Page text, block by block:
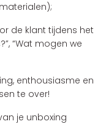
de klant tijdens het
“Wat mogen we
enthousiasme en
te over!
je unboxing